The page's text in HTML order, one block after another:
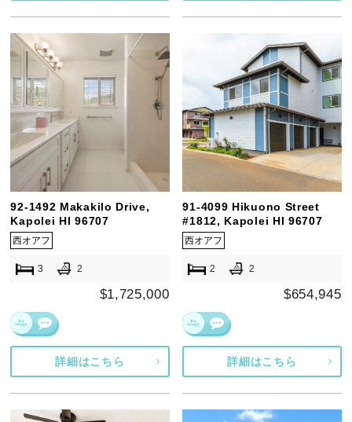
92-1492 Makakilo Drive,
Kapolei HI 96707
西オアフ
3 2
$1,725,000
詳細はこちら
91-4099 Hikuono Street
#1812, Kapolei HI 96707
西オアフ
2 2
$654,945
詳細はこちら